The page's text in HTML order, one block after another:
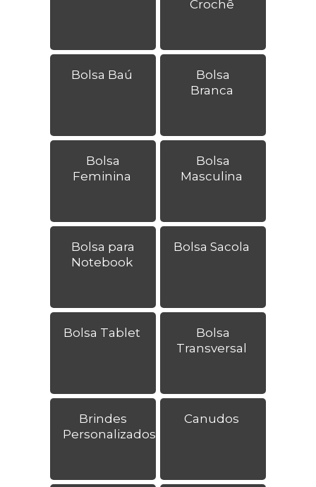
Crochê
Bolsa Baú
Bolsa
Branca
Bolsa
Feminina
Bolsa
Masculina
Bolsa para
Notebook
Bolsa Sacola
Bolsa Tablet
Bolsa
Transversal
Brindes
Personalizados
Canudos